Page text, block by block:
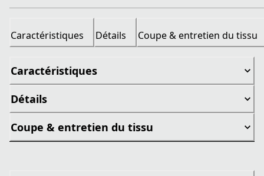
Caractéristiques Détails Coupe & entretien du tissu
Caractéristiques
Détails
Coupe & entretien du tissu